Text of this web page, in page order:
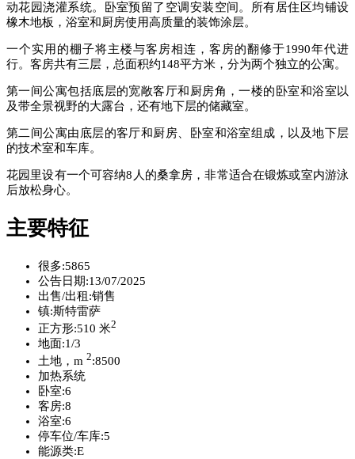
动花园浇灌系统。卧室预留了空调安装空间。所有居住区均铺设
橡木地板，浴室和厨房使用高质量的装饰涂层。
一个实用的棚子将主楼与客房相连，客房的翻修于1990年代进
行。客房共有三层，总面积约148平方米，分为两个独立的公寓。
第一间公寓包括底层的宽敞客厅和厨房角，一楼的卧室和浴室以
及带全景视野的大露台，还有地下层的储藏室。
第二间公寓由底层的客厅和厨房、卧室和浴室组成，以及地下层
的技术室和车库。
花园里设有一个可容纳8人的桑拿房，非常适合在锻炼或室内游泳
后放松身心。
主要特征
很多:5865
公告日期:13/07/2025
出售/出租:销售
镇:斯特雷萨
正方形:510 米2
地面:1/3
土地，m 2:8500
加热系统
卧室:6
客房:8
浴室:6
停车位/车库:5
能源类:E